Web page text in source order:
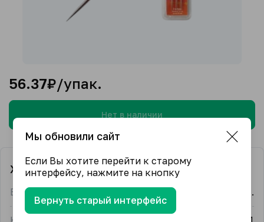
56.37₽/упак.
Нет в наличии
Характеристики
Единица измерения упак.
Мы обновили сайт
Если Вы хотите перейти к старому
интерфейсу, нажмите на кнопку
Вернуть старый интерфейс